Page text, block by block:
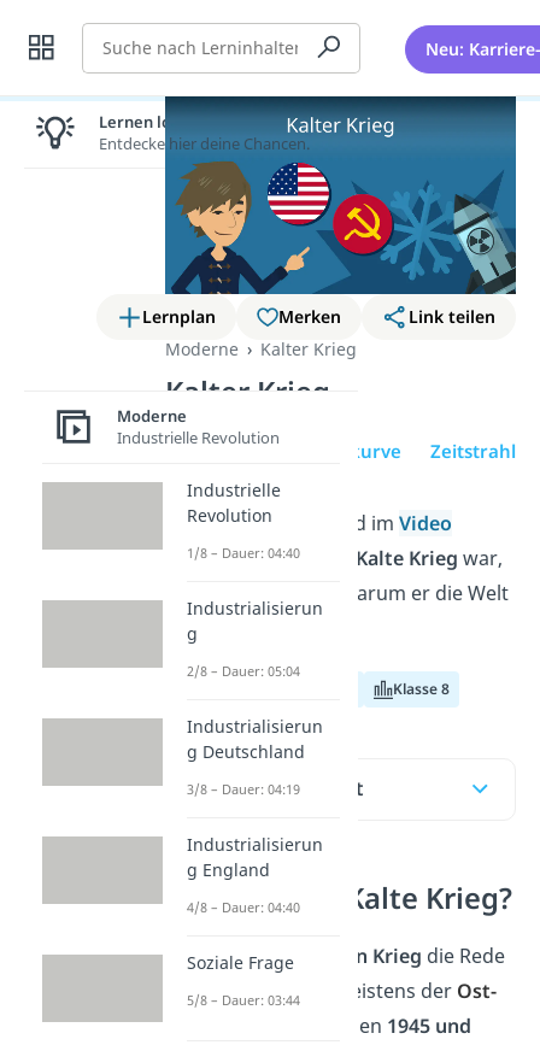
Suche Neu:
Lernplan Merken
Link teilen
Moderne
Kalter Krieg
Kalter Krieg
Übersicht Fieberkurve Zeitstrahl
In diesem Beitrag und im Video
erfährst du, was der Kalte Krieg war,
wie er begann und warum er die Welt
teilte.
Klasse 8
Inhaltsübersicht
Was war der Kalte Krieg?
Wenn vondem Kalten Krieg die Rede
ist, dann ist damit meistens der Ost-
zwischen 1945 und
Lernen lohnt sich!
Entdecke hier deine Chancen.
Moderne
Industrielle Revolution
Industrielle
Revolution
1/8 – Dauer: 04:40
Industrialisierun
g
2/8 – Dauer: 05:04
Industrialisierun
g Deutschland
3/8 – Dauer: 04:19
Industrialisierun
g England
4/8 – Dauer: 04:40
Soziale Frage
5/8 – Dauer: 03:44